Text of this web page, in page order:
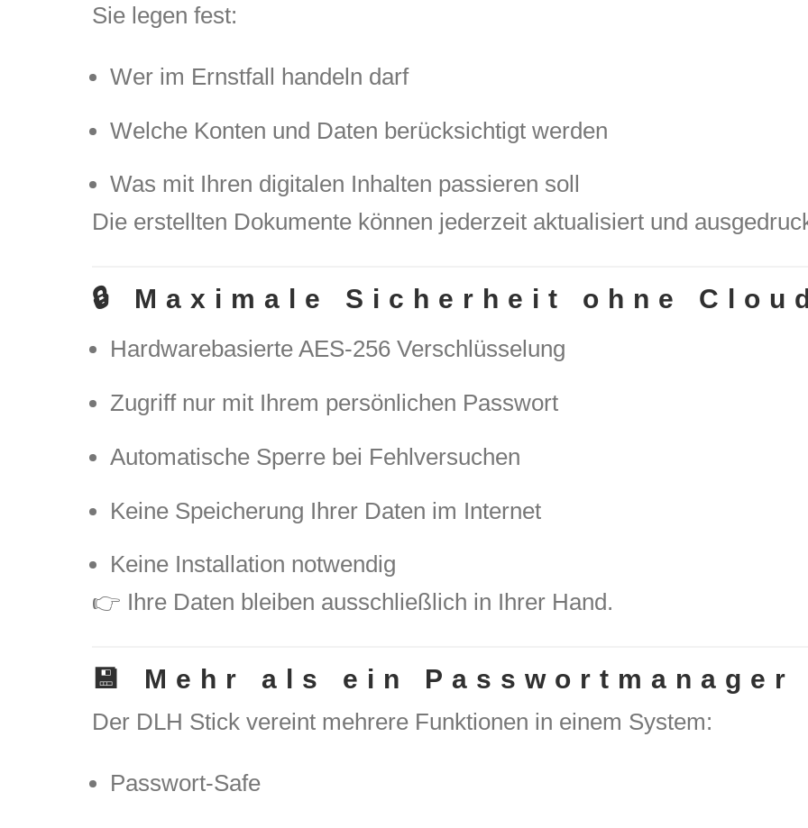
Sie legen fest:
Wer im Ernstfall handeln darf
Welche Konten und Daten berücksichtigt werden
Was mit Ihren digitalen Inhalten passieren soll
Die erstellten Dokumente können jederzeit aktualisiert und
🔒 Maximale Sicherheit ohne
Hardwarebasierte AES-256 Verschlüsselung
Zugriff nur mit Ihrem persönlichen Passwort
Automatische Sperre bei Fehlversuchen
Keine Speicherung Ihrer Daten im Internet
Keine Installation notwendig
👉 Ihre Daten bleiben ausschließlich in Ihrer Hand.
💾 Mehr als ein Passwortmanager
Der DLH Stick vereint mehrere Funktionen in einem System:
Passwort-Safe